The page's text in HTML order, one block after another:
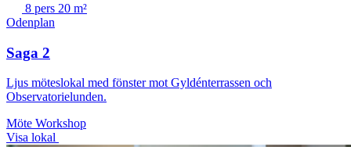
8 pers 20 m²
Odenplan
Saga 2
Ljus möteslokal med fönster mot Gyldénterrassen och
Observatorielunden.
Möte Workshop
Visa lokal